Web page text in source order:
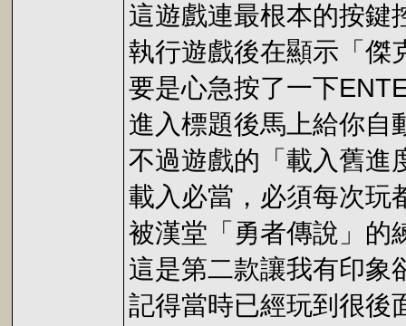
這遊戲連最根本的按鍵
執行遊戲後在顯示「傑
要是心急按了一下
進入標題後馬上給你自
不過遊戲的「載入舊進
載入必當，必須每次玩
被漢堂「勇者傳說」的
這是第二款讓我有印象
記得當時已經玩到很後